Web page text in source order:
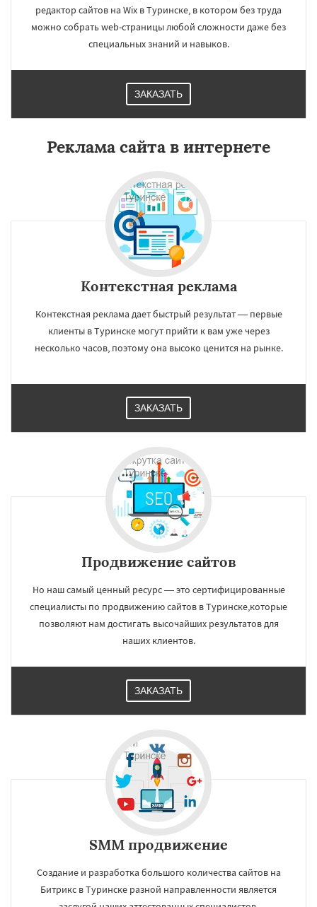
редактор сайтов на Wix в Туринске, в котором без труда
можно собрать web-страницы любой сложности даже без
специальных знаний и навыков.
ЗАКАЗАТЬ
Реклама сайта в интернете
Контекстная реклама
Контекстная реклама дает быстрый результат — первые
клиенты в Туринске могут прийти к вам уже через
несколько часов, поэтому она высоко ценится на рынке.
ЗАКАЗАТЬ
Продвижение сайтов
Но наш самый ценный ресурс — это сертифицированные
специалисты по продвижению сайтов в Туринске,которые
позволяют нам достигать высочайших результатов для
наших клиентов.
ЗАКАЗАТЬ
SMM продвижение
Создание и разработка большого количества сайтов на
Битрикс в Туринске разной направленности является